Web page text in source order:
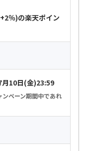
％)の楽天ポイン
10日(金)23:59
ペーン期間中であれ